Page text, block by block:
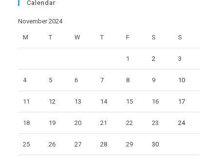
Calendar
November 2024
M T W T F S S
1 2 3
4 5 6 7 8 9 10
11 12 13 14 15 16 17
18 19 20 21 22 23 24
25 26 27 28 29 30